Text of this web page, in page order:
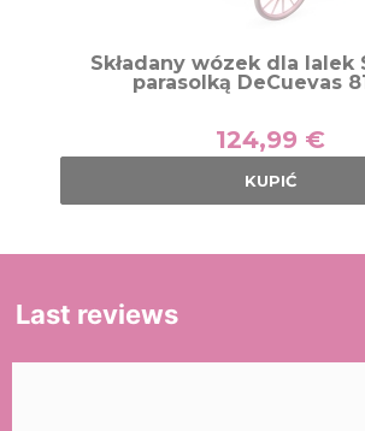
Składany wózek dla lalek
parasolką DeCuevas
124,99 €
KUPIĆ
Last reviews